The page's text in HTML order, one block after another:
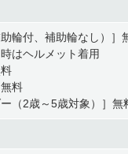
助輪付、補助輪なし）］
はヘルメット着用
無料
ー（2歳～5歳対象）］無